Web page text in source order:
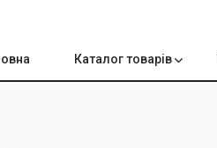
Каталог товарів